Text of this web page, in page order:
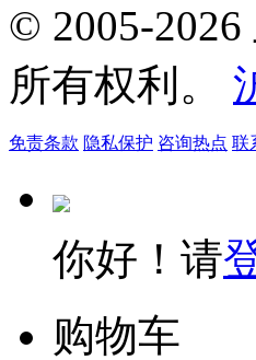
© 2005-
所有权利。
免责条款 隐私保护 咨询热点 联
你好！请
购物车